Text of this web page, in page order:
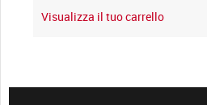
Visualizza il tuo carrello